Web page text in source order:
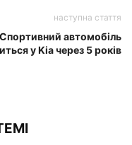
наступна стаття
Спортивний автомобіль
у Kia через 5 років